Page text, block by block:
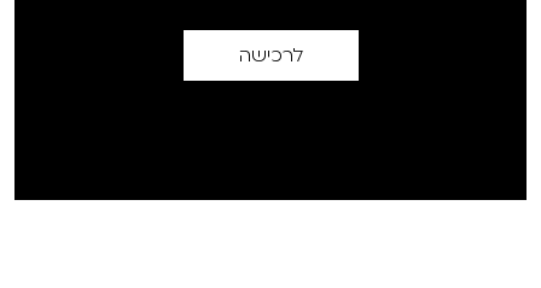
לרכישה